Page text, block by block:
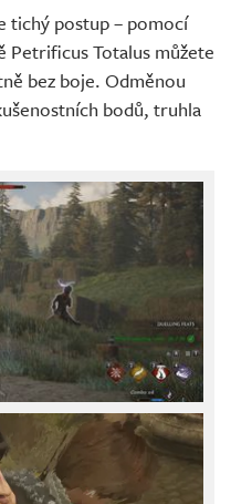
tichý postup – pomocí
Petrificus Totalus můžete
bez boje. Odměnou
bodů, truhla